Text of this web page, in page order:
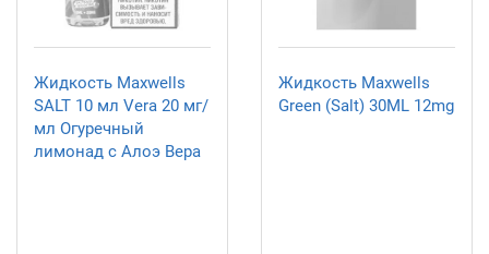
Жидкость Maxwells
SALT 10 мл Vera 20 мг/
мл Огуречный
лимонад с Алоэ Вера
Жидкость Maxwells
Green (Salt) 30ML 12mg